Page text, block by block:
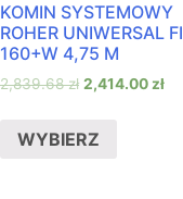
KOMIN SYSTEMOWY
ROHER UNIWERSAL FI
160+W 4,75 M
2,839.68zł 2,414.00zł
WYBIERZ